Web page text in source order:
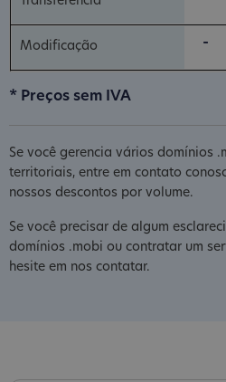
-
* Preços sem IVA
Se você gerencia vários domínios
territoriais, entre em contato
nossos descontos por volume.
Se você precisar de algum
domínios .mobi ou contratar um
hesite em nos contatar.